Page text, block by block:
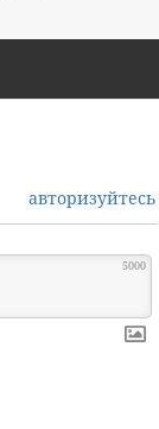
авторизуйтесь
5000